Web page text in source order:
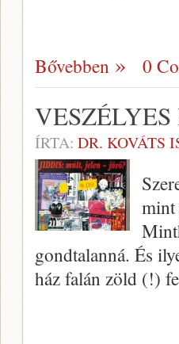
Bővebben 0
ÍRTA: DR. KOVÁTS
mint
gondtalanná. És
ház falán zöld (!)